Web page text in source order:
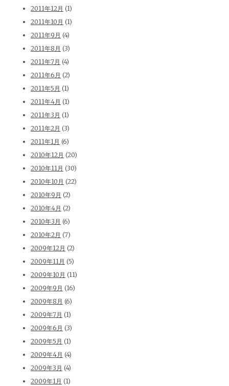
2011年12月 (1)
2011年10月 (1)
2011年9月 (4)
2011年8月 (3)
2011年7月 (4)
2011年6月 (2)
2011年5月 (1)
2011年4月 (1)
2011年3月 (1)
2011年2月 (3)
2011年1月 (6)
2010年12月 (20)
2010年11月 (30)
2010年10月 (22)
2010年9月 (2)
2010年4月 (2)
2010年3月 (6)
2010年2月 (7)
2009年12月 (2)
2009年11月 (5)
2009年10月 (11)
2009年9月 (16)
2009年8月 (6)
2009年7月 (1)
2009年6月 (3)
2009年5月 (1)
2009年4月 (4)
2009年3月 (4)
2009年1月 (1)